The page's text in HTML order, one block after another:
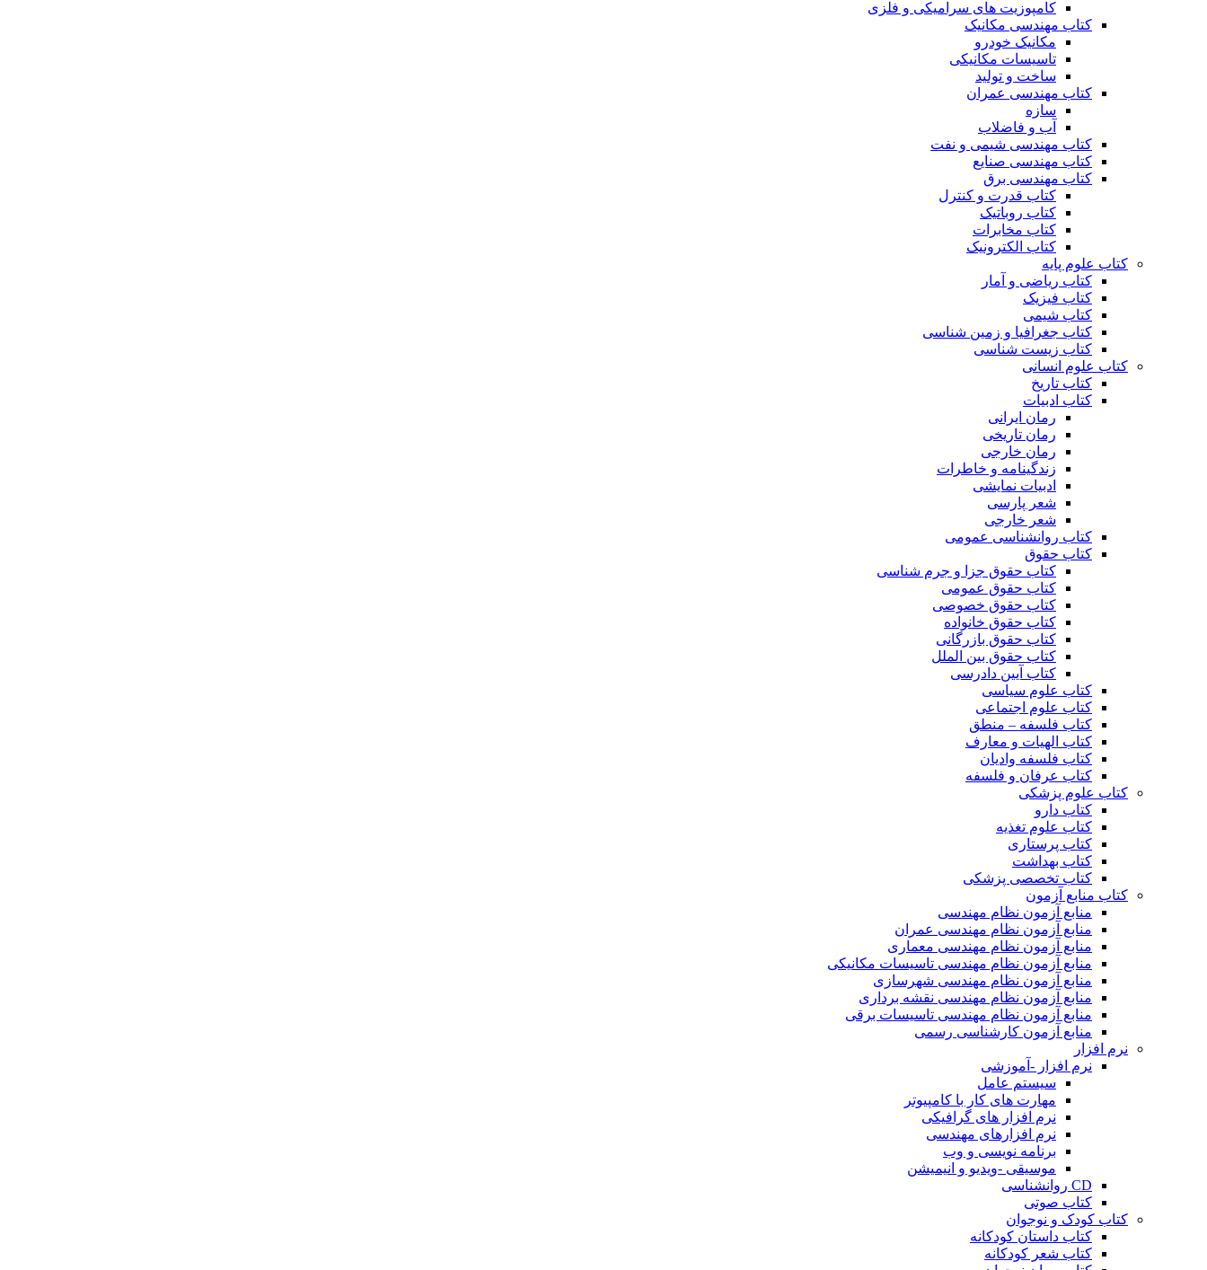
کامپوزیت های سرامیکی و فلزی
کتاب مهندسی مکانیک
مکانیک خودرو
تاسیسات مکانیکی
ساخت و تولید
کتاب مهندسی عمران
سازه
آب و فاضلاب
کتاب مهندسی شیمی و نفت
کتاب مهندسی صنایع
کتاب مهندسی برق
کتاب قدرت و کنترل
کتاب روباتیک
کتاب مخابرات
کتاب الکترونیک
کتاب علوم پایه
کتاب ریاضی و آمار
کتاب فیزیک
کتاب شیمی
کتاب جغرافیا و زمین شناسی
کتاب زیست شناسی
کتاب علوم انسانی
کتاب تاریخ
کتاب ادبیات
رمان ایرانی
رمان تاریخی
رمان خارجی
زندگینامه و خاطرات
ادبیات نمایشی
شعر پارسی
شعر خارجی
کتاب روانشناسی عمومی
کتاب حقوق
کتاب حقوق جزا و جرم شناسی
کتاب حقوق عمومی
کتاب حقوق خصوصی
کتاب حقوق خانواده
کتاب حقوق بازرگانی
کتاب حقوق بین الملل
کتاب آیین دادرسی
کتاب علوم سیاسی
کتاب علوم اجتماعی
کتاب فلسفه – منطق
کتاب الهیات و معارف
کتاب فلسفه وادیان
کتاب عرفان و فلسفه
کتاب علوم پزشکی
کتاب دارو
کتاب علوم تغذیه
کتاب پرستاری
کتاب بهداشت
کتاب تخصصی پزشکی
کتاب منابع آزمون
منابع آزمون نظام مهندسی
منابع آزمون نظام مهندسی عمران
منابع آزمون نظام مهندسی معماری
منابع آزمون نظام مهندسی تاسیسات مکانیکی
منابع آزمون نظام مهندسی شهرسازی
منابع آزمون نظام مهندسی نقشه برداری
منابع آزمون نظام مهندسی تاسیسات برقی
منابع آزمون کارشناسی رسمی
نرم افزار
نرم افزار -آموزشی
سیستم عامل
مهارت های کار با کامپیوتر
نرم افزار های گرافیکی
نرم افزارهای مهندسی
برنامه نویسی و وب
موسیقی -ویدیو و انیمیشن
CD روانشناسی
کتاب صوتی
کتاب کودک و نوجوان
کتاب داستان کودکانه
کتاب شعر کودکانه